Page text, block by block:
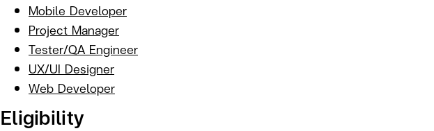
Mobile Developer
Project Manager
Tester/QA Engineer
UX/UI Designer
Web Developer
Eligibility